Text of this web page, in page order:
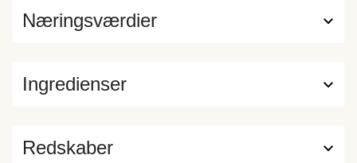
Ingredienser
Næringsværdier
Redskaber